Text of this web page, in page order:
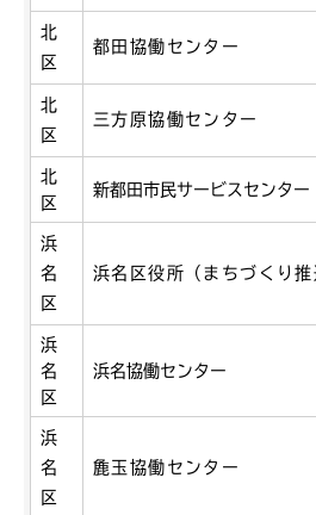
北
区
都田協働センター
北
区
三方原協働センター
北
区
新都田市民サービスセンター
浜
名
区
浜名区役所（まちづくり推
浜
名
区
浜名協働センター
浜
名
区
麁玉協働センター